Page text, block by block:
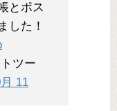
とポス
した！
ツー
11